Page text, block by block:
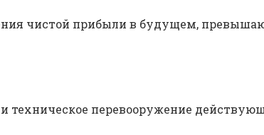
чистой прибыли в будущем,
техническое перевооружение